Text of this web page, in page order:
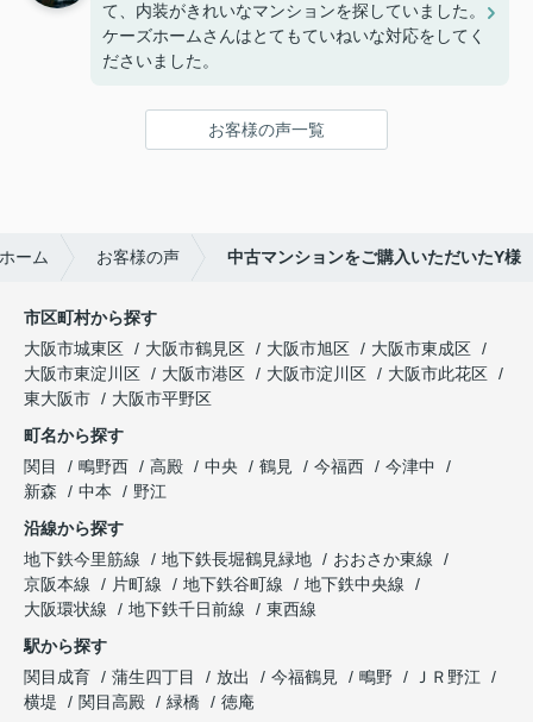
て、内装がきれいなマンションを探していました。
ケーズホームさんはとてもていねいな対応をしてく
ださいました。
お客様の声一覧
ーム お客様の声 中古マンションをご購入いただいたY様
市区町村から探す
大阪市城東区
大阪市鶴見区 大阪市旭区
大阪市東成区
大阪市東淀川区
大阪市港区 大阪市淀川区
大阪市此花区
東大阪市
大阪市平野区
町名から探す
関目
鴫野西 高殿 中央 鶴見 今福西
今津中
新森
中本
野江
沿線から探す
地下鉄今里筋線
地下鉄長堀鶴見緑地
おおさか東線
京阪本線
片町線 地下鉄谷町線
地下鉄中央線
大阪環状線
地下鉄千日前線
東西線
駅から探す
関目成育
蒲生四丁目 放出 今福鶴見 鴫野
ＪＲ野江
横堤
関目高殿 緑橋 徳庵